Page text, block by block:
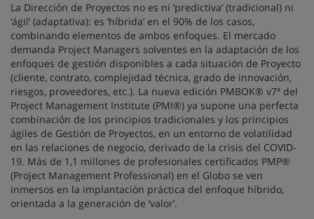
La Dirección de Proyectos no es ni ‘predictiva’ (tradicional) ni
‘ágil’ (adaptativa): es ‘híbrida’ en el 90% de los casos,
combinando elementos de ambos enfoques. El mercado
demanda Project Managers solventes en la adaptación de los
enfoques de gestión disponibles a cada situación de Proyecto
(cliente, contrato, complejidad técnica, grado de innovación,
riesgos, proveedores, etc.). La nueva edición PMBOK® v7ª del
Project Management Institute (PMI®) ya supone una perfecta
combinación de los principios tradicionales y los principios
ágiles de Gestión de Proyectos, en un entorno de volatilidad
en las relaciones de negocio, derivado de la crisis del COVID-
19. Más de 1,1 millones de profesionales certificados PMP®
(Project Management Professional) en el Globo se ven
inmersos en la implantación práctica del enfoque híbrido,
orientada a la generación de ‘valor’.